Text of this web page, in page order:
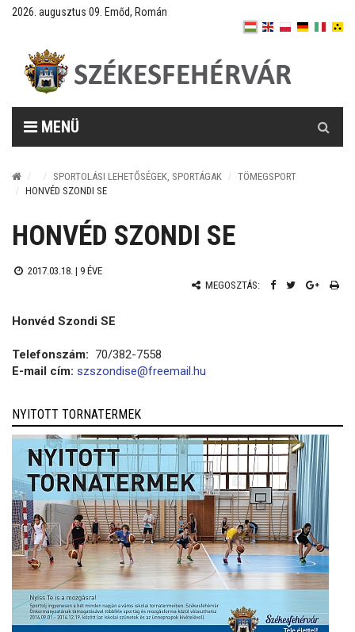
2026. augusztus 09. Emőd, Román
MENÜ
SPORTOLÁSI LEHETŐSÉGEK, SPORTÁGAK
TÖMEGSPORT
HONVÉD SZONDI SE
HONVÉD SZONDI SE
2017.03.18. | 9 ÉVE
MEGOSZTÁS:
Honvéd Szondi SE
Telefonszám: 70/382-7558
E-mail cím: szszondise@freemail.hu
NYITOTT TORNATERMEK